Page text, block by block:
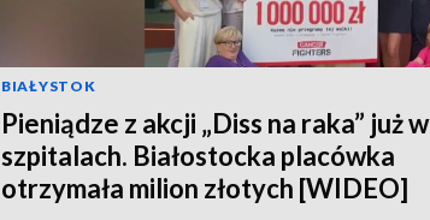
BIAŁYSTOK
Pieniądze z akcji „Diss na raka” już w
szpitalach. Białostocka placówka
otrzymała milion złotych [WIDEO]